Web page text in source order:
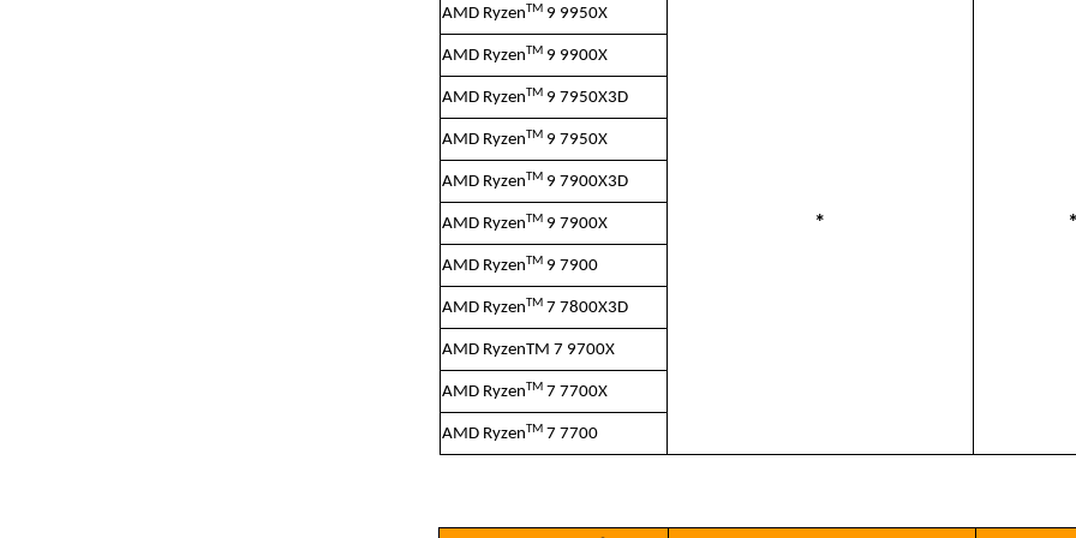
AMD RyzenTM9 9950X
*
AMD RyzenTM9 9900X
AMD RyzenTM9 7950X3D
AMD RyzenTM9 7950X
AMD RyzenTM9 7900X3D
AMD RyzenTM9 7900X
AMD RyzenTM9 7900
AMD RyzenTM7 7800X3D
AMD RyzenTM 7 9700X
AMD RyzenTM7 7700X
AMD RyzenTM7 7700